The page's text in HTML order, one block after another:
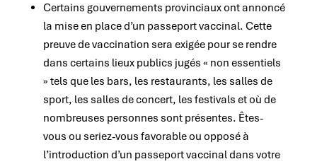
Certains gouvernements provinciaux ont annoncé
la mise en place d’un passeport vaccinal. Cette
preuve de vaccination sera exigée pour se rendre
dans certains lieux publics jugés « non essentiels
» tels que les bars, les restaurants, les salles de
sport, les salles de concert, les festivals et où de
nombreuses personnes sont présentes. Êtes-
vous ou seriez-vous favorable ou opposé à
l’introduction d’un passeport vaccinal dans votre